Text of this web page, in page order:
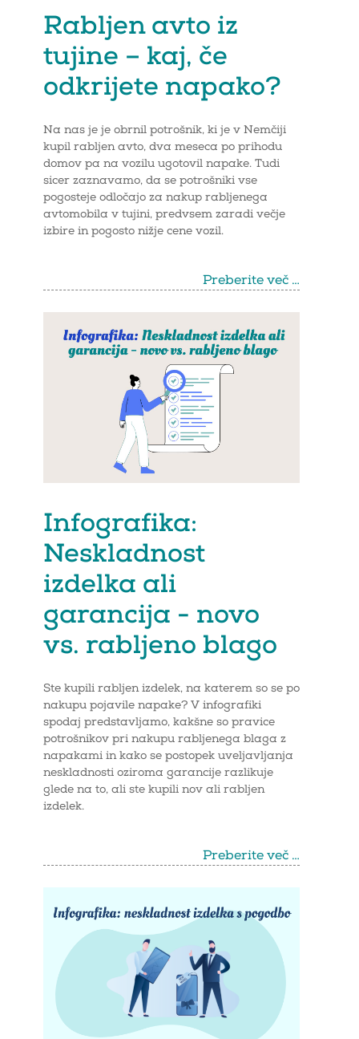
Rabljen avto iz
tujine – kaj, če
odkrijete napako?
Na nas je je obrnil potrošnik, ki je v Nemčiji
kupil rabljen avto, dva meseca po prihodu
domov pa na vozilu ugotovil napake. Tudi
sicer zaznavamo, da se potrošniki vse
pogosteje odločajo za nakup rabljenega
avtomobila v tujini, predvsem zaradi večje
izbire in pogosto nižje cene vozil.
Preberite več …
Infografika:
Neskladnost
izdelka ali
garancija - novo
vs. rabljeno blago
Ste kupili rabljen izdelek, na katerem so se po
nakupu pojavile napake? V infografiki
spodaj predstavljamo, kakšne so pravice
potrošnikov pri nakupu rabljenega blaga z
napakami in kako se postopek uveljavljanja
neskladnosti oziroma garancije razlikuje
glede na to, ali ste kupili nov ali rabljen
izdelek.
Preberite več …